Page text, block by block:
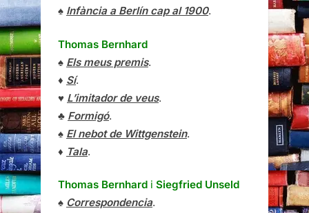
♠ Infància a Berlín cap al 1900.
Thomas Bernhard
♠ Els meus premis.
♦ Sí.
♥ L’imitador de veus.
♣ Formigó.
♠ El nebot de Wittgenstein.
♦ Tala.
Thomas Bernhard i Siegfried Unseld
♠ Correspondencia.